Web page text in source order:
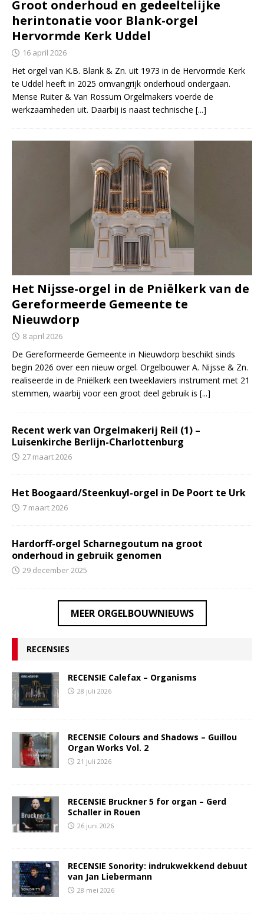
Groot onderhoud en gedeeltelijke
herintonatie voor Blank-orgel
Hervormde Kerk Uddel
16 april 2026
Het orgel van K.B. Blank & Zn. uit 1973 in de Hervormde Kerk
te Uddel heeft in 2025 omvangrijk onderhoud ondergaan.
Mense Ruiter & Van Rossum Orgelmakers voerde de
werkzaamheden uit. Daarbij is naast technische [...]
Het Nijsse-orgel in de Pniëlkerk van de
Gereformeerde Gemeente te
Nieuwdorp
8 april 2026
De Gereformeerde Gemeente in Nieuwdorp beschikt sinds
begin 2026 over een nieuw orgel. Orgelbouwer A. Nijsse & Zn.
realiseerde in de Pniëlkerk een tweeklaviers instrument met 21
stemmen, waarbij voor een groot deel gebruik is [...]
Recent werk van Orgelmakerij Reil (1) –
Luisenkirche Berlijn-Charlottenburg
27 maart 2026
Het Boogaard/Steenkuyl-orgel in De Poort te Urk
7 maart 2026
Hardorff-orgel Scharnegoutum na groot
onderhoud in gebruik genomen
29 december 2025
MEER ORGELBOUWNIEUWS
RECENSIES
RECENSIE Calefax – Organisms
28 juli 2026
RECENSIE Colours and Shadows – Guillou
Organ Works Vol. 2
21 juli 2026
RECENSIE Bruckner 5 for organ – Gerd
Schaller in Rouen
26 juni 2026
RECENSIE Sonority: indrukwekkend debuut
van Jan Liebermann
28 mei 2026